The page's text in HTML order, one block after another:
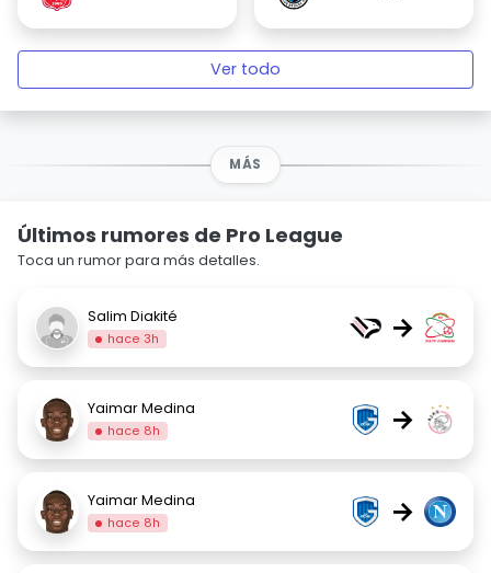
Ver todo
MÁS
Últimos rumores de Pro League
Toca un rumor para más detalles.
Salim Diakité
hace 3h →
Yaimar Medina
hace 8h →
Yaimar Medina
hace 8h →